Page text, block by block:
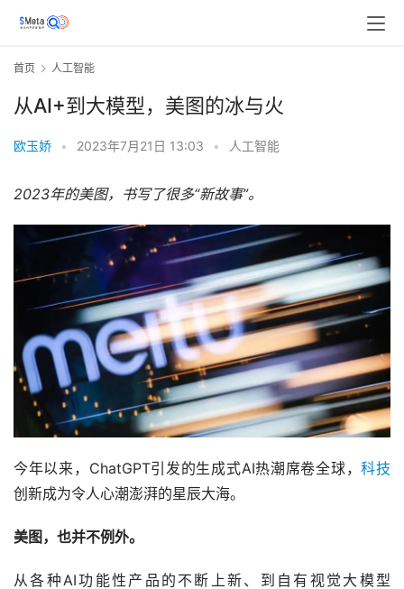
首页 人工智能
从AI+到大模型，美图的冰与火
欧玉娇 • 2023年7月21日 13:03 • 人工智能
2023年的美图，书写了很多“新故事”。
今年以来，ChatGPT引发的生成式AI热潮席卷全球，科技
创新成为令人心潮澎湃的星辰大海。
美图，也并不例外。
从各种AI功能性产品的不断上新、到自有视觉大模型